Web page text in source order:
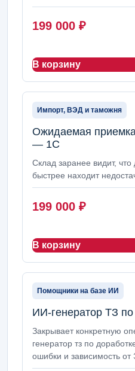
199 000 ₽
В корзину
Импорт, ВЭД и таможня
Ожидаемая
— 1С
Склад заранее видит,
быстрее находит
199 000 ₽
В корзину
Помощники на базе ИИ
ИИ-генератор ТЗ
Закрывает конкретную
генератор тз по
ошибки и зависимость от